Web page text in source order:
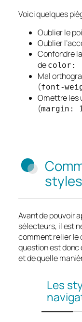
Voici quelques
Oublier le
Oublier
Confondre
de color:
Mal
(font-
Omettre les
(margin:
Avant de pouvoir
sélecteurs, il est
comment relier le
question est donc
et de quelle
Les